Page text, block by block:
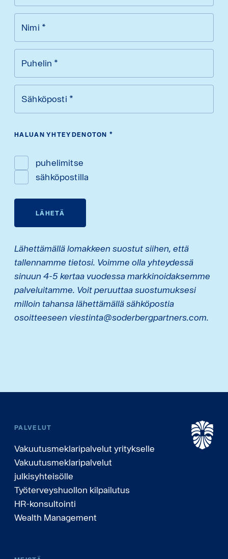
Nimi *
Puhelin *
Sähköposti *
HALUAN YHTEYDENOTON *
puhelimitse
sähköpostilla
LÄHETÄ
Lähettämällä lomakkeen suostut siihen, että
tallennamme tietosi. Voimme olla yhteydessä
sinuun 4-5 kertaa vuodessa markkinoidaksemme
palveluitamme. Voit peruuttaa suostumuksesi
milloin tahansa lähettämällä sähköpostia
osoitteeseen viestinta@soderbergpartners.com.
PALVELUT
Vakuutusmeklaripalvelut yritykselle
Vakuutusmeklaripalvelut
julkisyhteisölle
Työterveyshuollon kilpailutus
HR-konsultointi
Wealth Management